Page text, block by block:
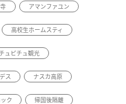
アマンファユン
高校生ホームスティ
ュピチュ観光
ス ナスカ高原
ク 帰国後隔離